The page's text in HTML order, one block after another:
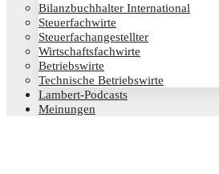
Bilanz­buch­hal­ter International
Steu­er­fach­wir­te
Steu­er­fach­an­ge­stell­ter
Wirt­schafts­fach­wir­te
Betriebs­wir­te
Tech­ni­sche Betriebswirte
Lam­­bert-Pod­­casts
Mei­nun­gen